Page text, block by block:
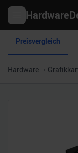
Preisvergleich
Hardware